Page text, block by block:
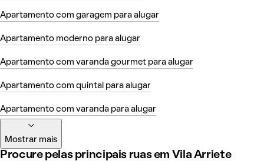
Apartamento com garagem para alugar
Apartamento moderno para alugar
Apartamento com varanda gourmet para alugar
Apartamento com quintal para alugar
Apartamento com varanda para alugar
Mostrar mais
Procure pelas principais ruas em Vila Arriete